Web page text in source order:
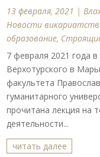
13 февраля, 2021 |
Новости
образование,
7 февраля 2021 года
Верхотурского в
факультета
гуманитарного
прочитана лекция на
деятельности...
читать далее